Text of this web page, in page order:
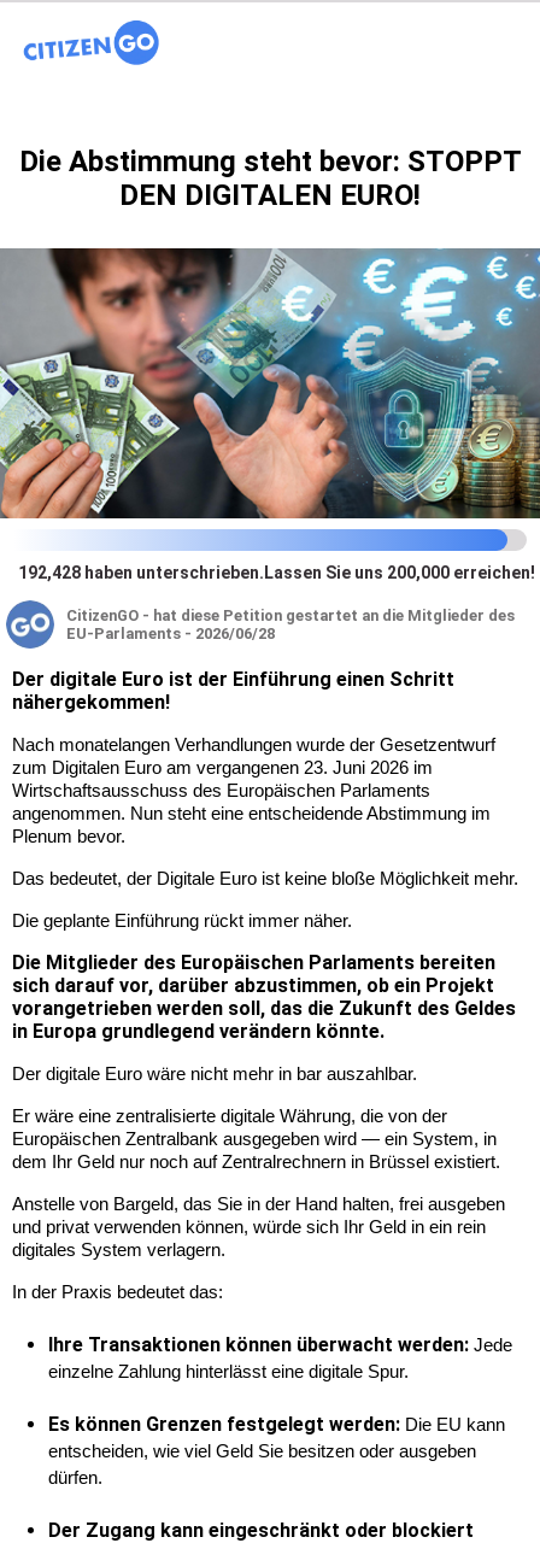
Die Abstimmung steht bevor: STOPPT
DEN DIGITALEN EURO!
192,428 haben unterschrieben. Lassen Sie uns 200,000 erreichen!
CitizenGO - hat diese Petition gestartet an die Mitglieder des
EU-Parlaments - 2026/06/28
Der digitale Euro ist der Einführung einen Schritt
nähergekommen!
Nach monatelangen Verhandlungen wurde der Gesetzentwurf
zum Digitalen Euro am vergangenen 23. Juni 2026 im
Wirtschaftsausschuss des Europäischen Parlaments
angenommen. Nun steht eine entscheidende Abstimmung im
Plenum bevor.
Das bedeutet, der Digitale Euro ist keine bloße Möglichkeit mehr.
Die geplante Einführung rückt immer näher.
Die Mitglieder des Europäischen Parlaments bereiten
sich darauf vor, darüber abzustimmen, ob ein Projekt
vorangetrieben werden soll, das die Zukunft des Geldes
in Europa grundlegend verändern könnte.
Der digitale Euro wäre nicht mehr in bar auszahlbar.
Er wäre eine zentralisierte digitale Währung, die von der
Europäischen Zentralbank ausgegeben wird — ein System, in
dem Ihr Geld nur noch auf Zentralrechnern in Brüssel existiert.
Anstelle von Bargeld, das Sie in der Hand halten, frei ausgeben
und privat verwenden können, würde sich Ihr Geld in ein rein
digitales System verlagern.
In der Praxis bedeutet das:
Ihre Transaktionen können überwacht werden: Jede
einzelne Zahlung hinterlässt eine digitale Spur.
Es können Grenzen festgelegt werden: Die EU kann
entscheiden, wie viel Geld Sie besitzen oder ausgeben
dürfen.
Der Zugang kann eingeschränkt oder blockiert